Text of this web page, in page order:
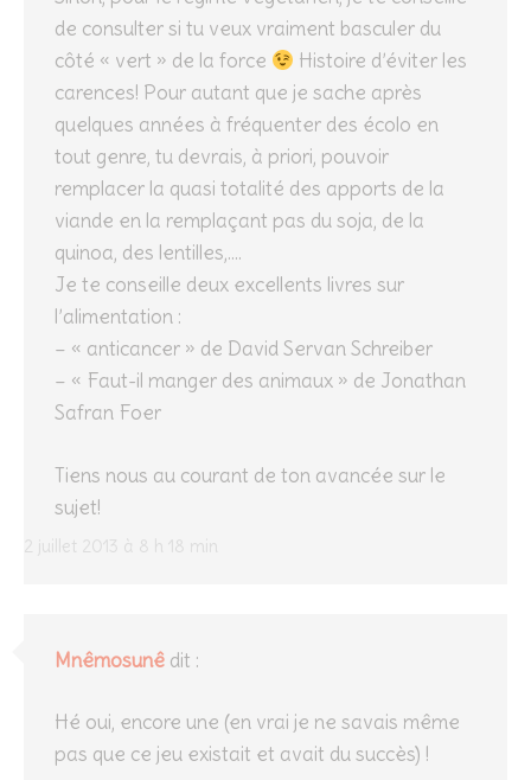
2 juillet 2013 à 8 h 18 min
de consulter si tu veux vraiment basculer du
côté « vert » de la force
Histoire d’éviter les
carences! Pour autant que je sache après
quelques années à fréquenter des écolo en
tout genre, tu devrais, à priori, pouvoir
remplacer la quasi totalité des apports de la
viande en la remplaçant pas du soja, de la
quinoa, des lentilles,….
Je te conseille deux excellents livres sur
l’alimentation :
– « anticancer » de David Servan Schreiber
– « Faut-il manger des animaux » de Jonathan
Safran Foer
Tiens nous au courant de ton avancée sur le
sujet!
Mnêmosunê dit :
Hé oui, encore une (en vrai je ne savais même
pas que ce jeu existait et avait du succès) !